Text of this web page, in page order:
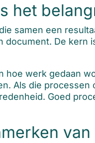
het
samen een
De kern
hoe werk gedaan
Als die
Goed
van